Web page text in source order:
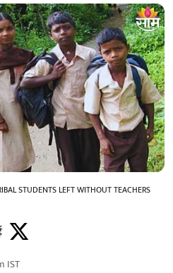
STUDENTS LEFT WITHOUT TEACHERS
IST